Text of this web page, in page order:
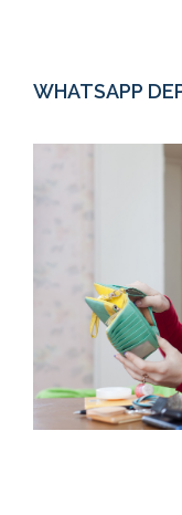
WHATSAPP